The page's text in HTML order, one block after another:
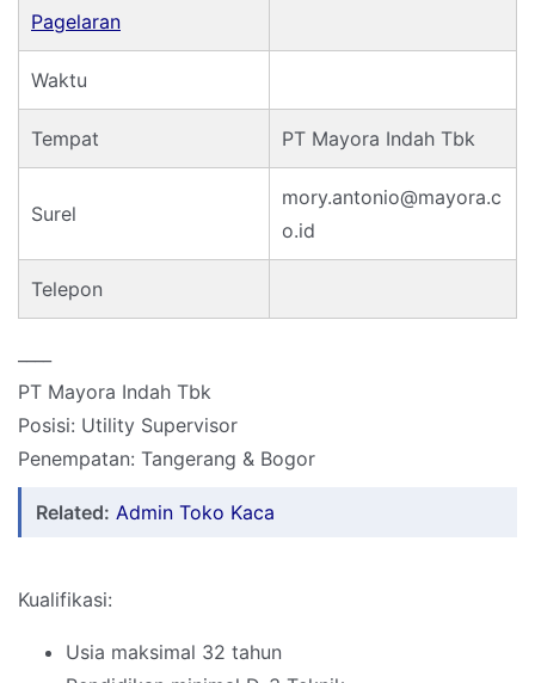
Pagelaran
Waktu
Tempat PT Mayora Indah Tbk
Surel
mory.antonio@mayora.c
o.id
Telepon
PT Mayora Indah Tbk
Posisi: Utility Supervisor
Penempatan: Tangerang & Bogor
Related: Admin Toko Kaca
Kualifikasi:
Usia maksimal 32 tahun